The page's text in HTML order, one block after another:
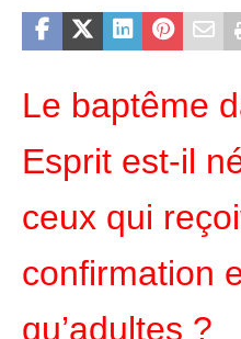
Le baptême
Esprit est-il
ceux qui
confirmation
qu’adultes ?